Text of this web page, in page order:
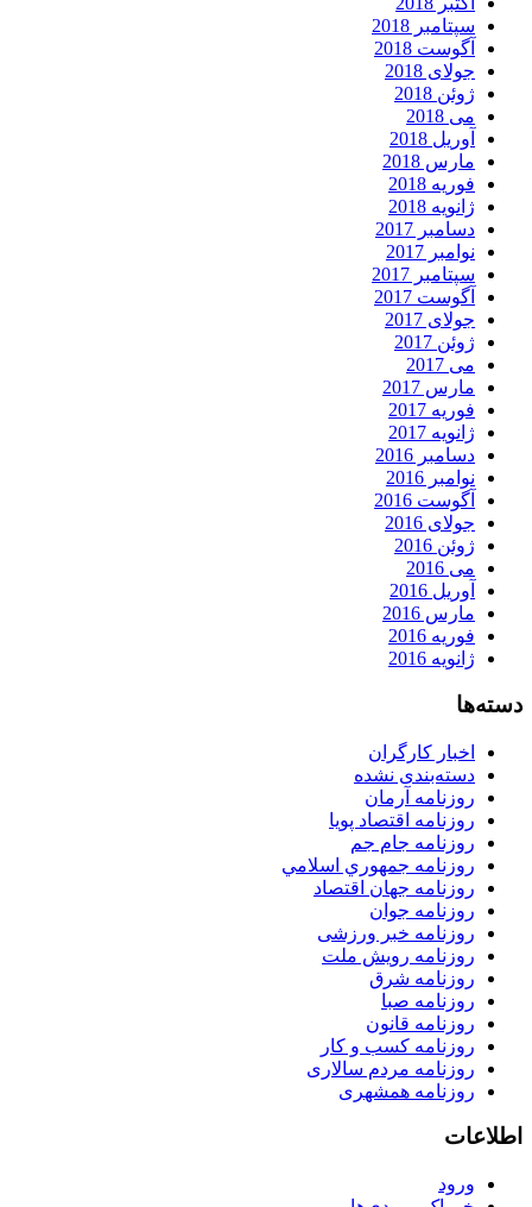
سپتامبر 2018
آگوست 2018
جولای 2018
ژوئن 2018
می 2018
آوریل 2018
مارس 2018
فوریه 2018
ژانویه 2018
دسامبر 2017
نوامبر 2017
سپتامبر 2017
آگوست 2017
جولای 2017
ژوئن 2017
می 2017
مارس 2017
فوریه 2017
ژانویه 2017
دسامبر 2016
نوامبر 2016
آگوست 2016
جولای 2016
ژوئن 2016
می 2016
آوریل 2016
مارس 2016
فوریه 2016
ژانویه 2016
دسته‌ها
اخبار کارگران
دسته‌بندی نشده
روزنامه آرمان
روزنامه اقتصاد پویا
روزنامه جام جم
روزنامه جمهوري اسلامي
روزنامه جهان اقتصاد
روزنامه جوان
روزنامه خبر ورزشى
روزنامه رویش ملت
روزنامه شرق
روزنامه صبا
روزنامه قانون
روزنامه كسب و كار
روزنامه مردم سالاری
روزنامه همشهری
اطلاعات
ورود